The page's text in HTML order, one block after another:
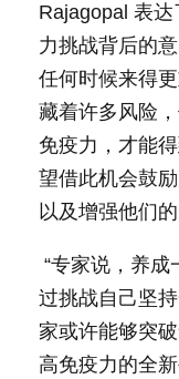
Rajagopal 表
力挑战背后的
任何时候来得
藏着许多风险
免疫力，才能
望借此机会鼓
以及增强他们
“专家说，养成
过挑战自己坚
家或许能够突
高免疫力的全